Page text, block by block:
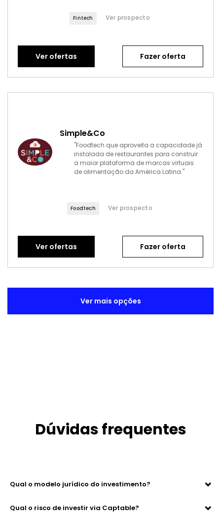
Fintech Ver prospecto
Ver ofertas Fazer oferta
Simple&Co
"Foodtech que aproveita a capacidade já
instalada de restaurantes para construir
a maior plataforma de marcas virtuais
de alimentação da América Latina."
Foodtech Ver prospecto
Ver ofertas Fazer oferta
Ver mais opções
Dúvidas frequentes
Qual o modelo jurídico do investimento?
Qual o risco de investir via Captable?